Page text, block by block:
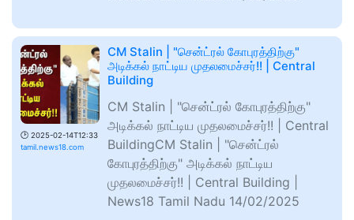
🕑 2025-02-14T12:33
tamil.news18.com
CM Stalin | "சென்ட்ரல் கோபுரத்திற்கு"
அடிக்கல் நாட்டிய முதலமைச்சர்!! | Central
Building
CM Stalin | "சென்ட்ரல் கோபுரத்திற்கு"
அடிக்கல் நாட்டிய முதலமைச்சர்!! | Central
BuildingCM Stalin | "சென்ட்ரல்
கோபுரத்திற்கு" அடிக்கல் நாட்டிய
முதலமைச்சர்!! | Central Building |
News18 Tamil Nadu 14/02/2025